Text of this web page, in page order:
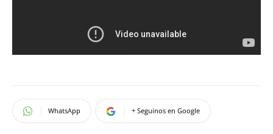
WhatsApp + Seguinos en Google